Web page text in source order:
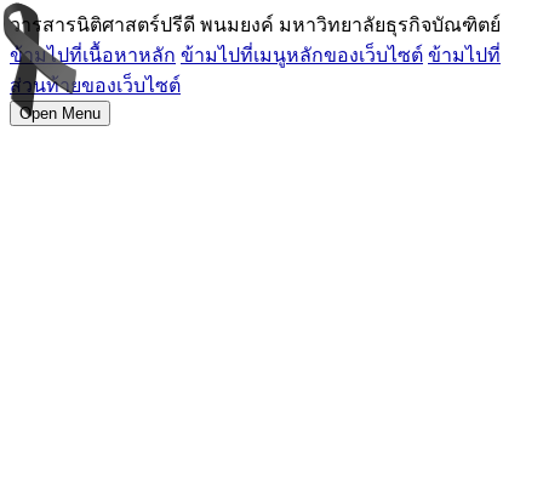
วารสารนิติศาสตร์ปรีดี พนมยงค์ มหาวิทยาลัยธุรกิจบัณฑิตย์
ข้ามไปที่เนื้อหาหลัก ข้ามไปที่เมนูหลักของเว็บไซต์ ข้ามไปที่
ส่วนท้ายของเว็บไซต์
Open Menu